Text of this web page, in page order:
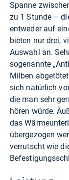
Spanne
zu 1 Stunde –
entweder auf
bieten nur drei,
Auswahl an.
sogenannte
Milben
sich natürlich
die man sehr
hören würde.
das
übergezogen
verrutscht wie